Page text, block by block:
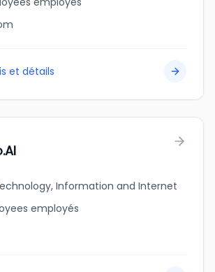
et détails
Information and Internet
employés